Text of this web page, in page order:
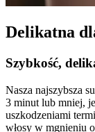
Delikatna
Szybkość,
Nasza najszybsza
3 minut lub mniej,
uszkodzeniami
włosy w mgnieniu